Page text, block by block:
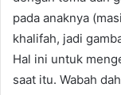
pada anaknya
khalifah, jadi
Hal ini untuk
saat itu. Wabah